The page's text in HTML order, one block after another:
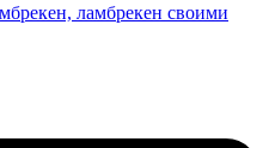
ламбрекен своими